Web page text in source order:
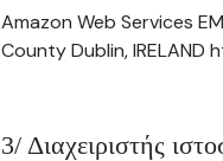
Amazon Web Services
County Dublin, IRELAND
3/ Διαχειριστής